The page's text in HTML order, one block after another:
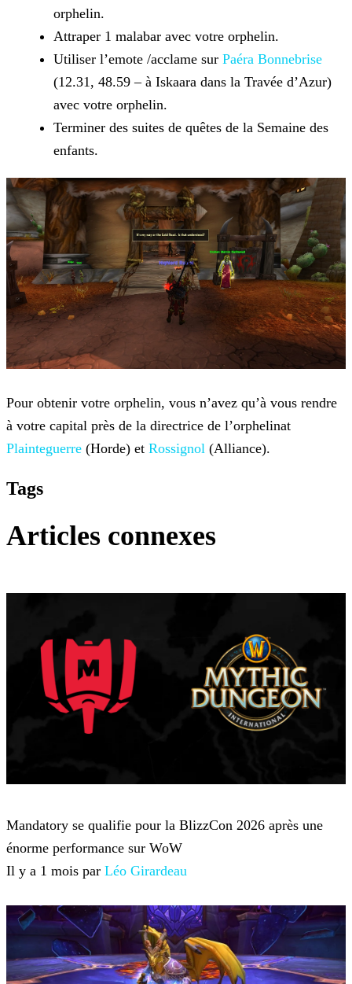
orphelin.
Attraper 1 malabar avec votre orphelin.
Utiliser l’emote /acclame sur Paéra Bonnebrise
(12.31, 48.59 – à Iskaara dans la Travée d’Azur)
avec votre orphelin.
Terminer des suites de quêtes de la Semaine des
enfants.
Pour obtenir votre orphelin, vous n’avez qu’à vous rendre
à votre capital près de la directrice de l’orphelinat
Plainteguerre (Horde) et Rossignol (Alliance).
Tags
Articles connexes
Mandatory se qualifie pour la BlizzCon 2026 après une
énorme performance sur WoW
Il y a 1 mois par Léo Girardeau